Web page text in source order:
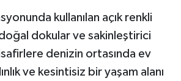
kullanılan açık renkli
dokular ve sakinleştirici
denizin ortasında ev
ve kesintisiz bir yaşam alanı